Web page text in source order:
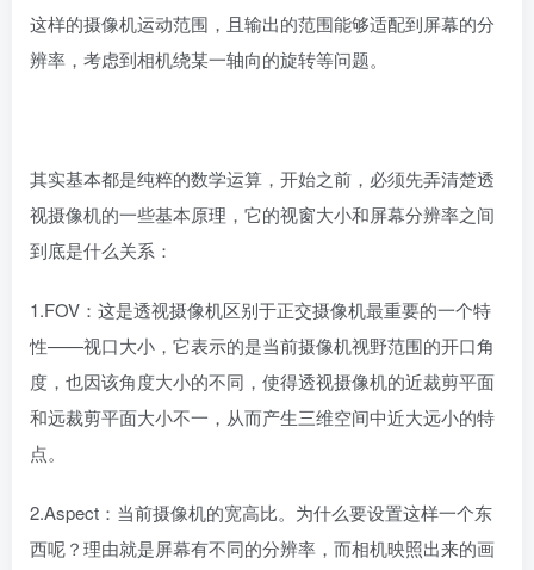
这样的摄像机运动范围，且输出的范围能够适配到屏幕的分
辨率，考虑到相机绕某一轴向的旋转等问题。
其实基本都是纯粹的数学运算，开始之前，必须先弄清楚透
视摄像机的一些基本原理，它的视窗大小和屏幕分辨率之间
到底是什么关系：
1.FOV：这是透视摄像机区别于正交摄像机最重要的一个特
性——视口大小，它表示的是当前摄像机视野范围的开口角
度，也因该角度大小的不同，使得透视摄像机的近裁剪平面
和远裁剪平面大小不一，从而产生三维空间中近大远小的特
点。
2.Aspect：当前摄像机的宽高比。为什么要设置这样一个东
西呢？理由就是屏幕有不同的分辨率，而相机映照出来的画